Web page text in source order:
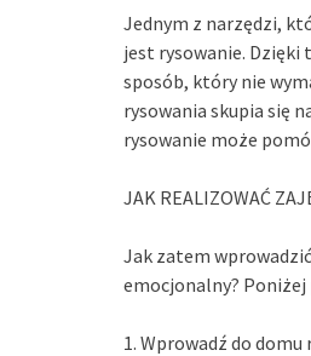
Jednym z narzędzi,
jest rysowanie. Dzięki
sposób, który nie
rysowania skupia się
rysowanie może
JAK REALIZOWAĆ
Jak zatem
emocjonalny?
1. Wprowadź do